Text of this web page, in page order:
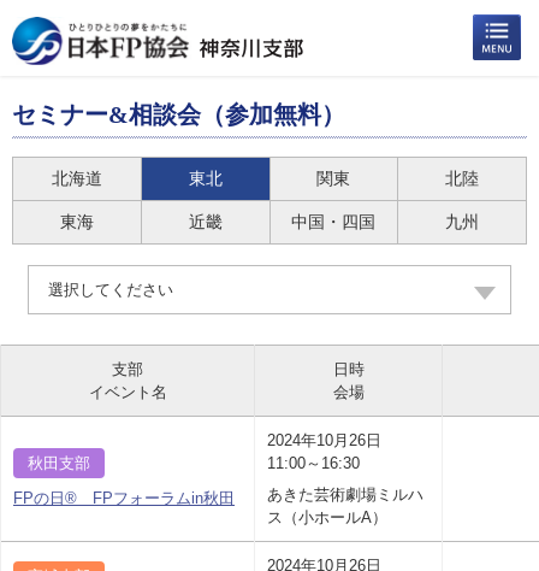
セミナー&相談会（参加無料）
北海道 東北 関東 北陸
東海 近畿 中国・四国 九州
選択してください
支部
イベント名
日時
会場
秋田支部
FPの日® FPフォーラムin秋田
2024年10月26日
11:00～16:30
あきた芸術劇場ミルハ
ス（小ホールA）
2024年10月26日